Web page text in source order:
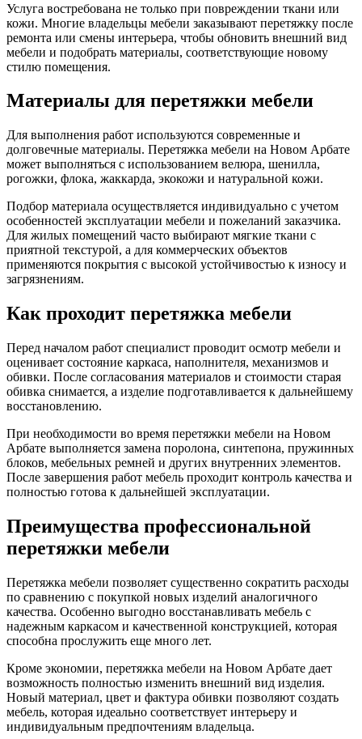
Услуга востребована не только при повреждении ткани или
кожи. Многие владельцы мебели заказывают перетяжку после
ремонта или смены интерьера, чтобы обновить внешний вид
мебели и подобрать материалы, соответствующие новому
стилю помещения.
Материалы для перетяжки мебели
Для выполнения работ используются современные и
долговечные материалы. Перетяжка мебели на Новом Арбате
может выполняться с использованием велюра, шенилла,
рогожки, флока, жаккарда, экокожи и натуральной кожи.
Подбор материала осуществляется индивидуально с учетом
особенностей эксплуатации мебели и пожеланий заказчика.
Для жилых помещений часто выбирают мягкие ткани с
приятной текстурой, а для коммерческих объектов
применяются покрытия с высокой устойчивостью к износу и
загрязнениям.
Как проходит перетяжка мебели
Перед началом работ специалист проводит осмотр мебели и
оценивает состояние каркаса, наполнителя, механизмов и
обивки. После согласования материалов и стоимости старая
обивка снимается, а изделие подготавливается к дальнейшему
восстановлению.
При необходимости во время перетяжки мебели на Новом
Арбате выполняется замена поролона, синтепона, пружинных
блоков, мебельных ремней и других внутренних элементов.
После завершения работ мебель проходит контроль качества и
полностью готова к дальнейшей эксплуатации.
Преимущества профессиональной
перетяжки мебели
Перетяжка мебели позволяет существенно сократить расходы
по сравнению с покупкой новых изделий аналогичного
качества. Особенно выгодно восстанавливать мебель с
надежным каркасом и качественной конструкцией, которая
способна прослужить еще много лет.
Кроме экономии, перетяжка мебели на Новом Арбате дает
возможность полностью изменить внешний вид изделия.
Новый материал, цвет и фактура обивки позволяют создать
мебель, которая идеально соответствует интерьеру и
индивидуальным предпочтениям владельца.